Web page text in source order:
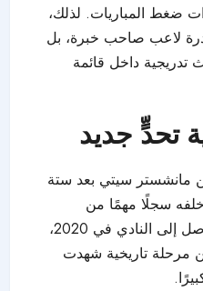
ضغط المباريات. لذلك،
لاعب صاحب خبرة، بل
داخل قائمة
تحدٍّ جديد
مانشستر سيتي بعد ستة
خلفه سجلًا مهمًا من
المشاركات والبطولات. فقد وصل إلى النادي في 2020،
مرحلة تاريخية شهدت